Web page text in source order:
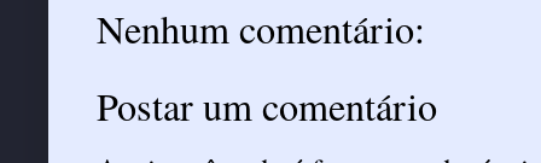
Nenhum comentário:
Postar um comentário